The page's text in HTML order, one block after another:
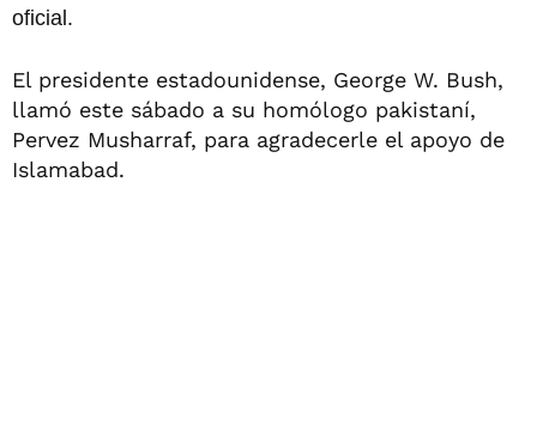
oficial.
El presidente estadounidense, George W. Bush,
llamó este sábado a su homólogo pakistaní,
Pervez Musharraf, para agradecerle el apoyo de
Islamabad.